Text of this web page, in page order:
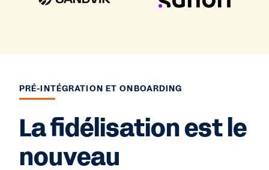
PRÉ-INTÉGRATION ET ONBOARDING
La fidélisation est le
nouveau